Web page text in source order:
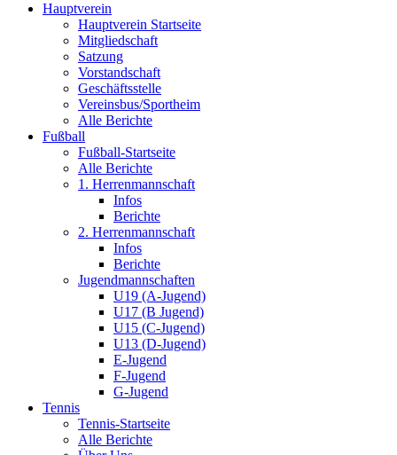
Hauptverein
Hauptverein Startseite
Mitgliedschaft
Satzung
Vorstandschaft
Geschäftsstelle
Vereinsbus/Sportheim
Alle Berichte
Fußball
Fußball-Startseite
Alle Berichte
1. Herrenmannschaft
Infos
Berichte
2. Herrenmannschaft
Infos
Berichte
Jugendmannschaften
U19 (A-Jugend)
U17 (B Jugend)
U15 (C-Jugend)
U13 (D-Jugend)
E-Jugend
F-Jugend
G-Jugend
Tennis
Tennis-Startseite
Alle Berichte